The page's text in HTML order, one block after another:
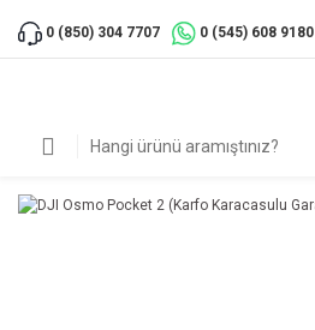
0 (850) 304 7707 0 (545) 608 9180